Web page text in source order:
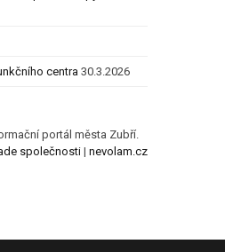
centra 30.3.2026
portál města Zubří.
společnosti| nevolam.cz